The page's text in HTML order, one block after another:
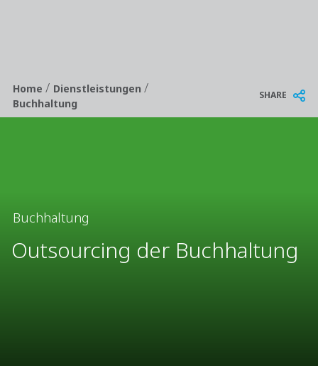
Breadcrumb
Home/ Dienstleistungen/
Buchhaltung
SHARE
Buchhaltung
Outsourcing der Buchhaltung